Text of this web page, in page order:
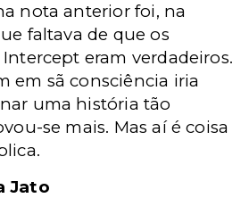
nota anterior foi, na
faltava de que os
eram verdadeiros.
em sã consciência iria
uma história tão
se mais. Mas aí é coisa
Jato